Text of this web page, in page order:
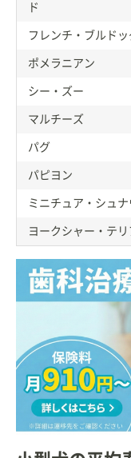
ド
フレンチ・ブルドッ
ポメラニアン
シー・ズー
マルチーズ
パグ
パピヨン
ミニチュア・シュナ
ヨークシャー・テリ